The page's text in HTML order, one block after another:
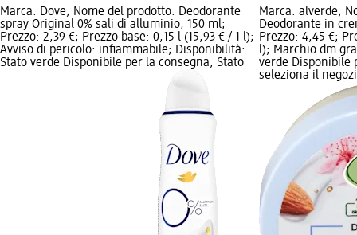
Marca: Dove; Nome del prodotto: Deodorante
spray Original 0% sali di alluminio, 150 ml;
Prezzo: 2,39 €; Prezzo base: 0,15 l (15,93 € / 1 l);
Avviso di pericolo: infiammabile; Disponibilità:
Stato verde Disponibile per la consegna, Stato
Marca: alverde;
Deodorante in
Prezzo: 4,45 €;
l); Marchio dm
verde Disponibile
seleziona il